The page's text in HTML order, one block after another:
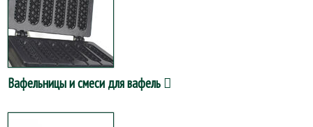
Вафельницы и смеси для вафель